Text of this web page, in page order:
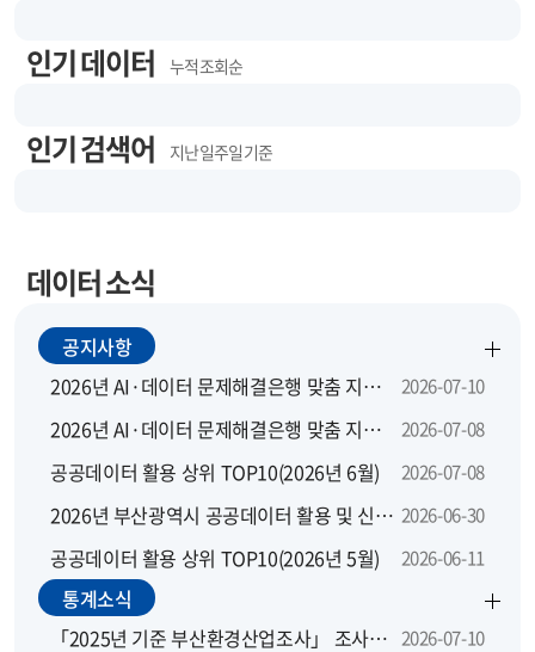
인기 데이터 누적 조회순
인기 검색어 지난 일주일 기준
데이터 소식
공지사항
2026년 AI·데이터 문제해결은행 맞춤 지원 모집 공고
2026-07-10
2026년 AI·데이터 문제해결은행 맞춤 지원사업 지역별 설명회 2026-07-08
공공데이터 활용 상위 TOP10(2026년 6월) 2026-07-08
2026년 부산광역시 공공데이터 활용 및 신규 개방 수요 설문조사 2026-06-30
공공데이터 활용 상위 TOP10(2026년 5월) 2026-06-11
통계소식
「2025년 기준 부산환경산업조사」 조사요원을 모집합니다. 2026-07-10